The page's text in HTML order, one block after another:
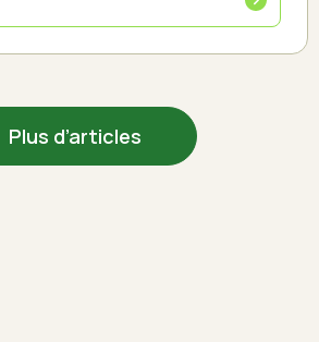
Plus d’articles